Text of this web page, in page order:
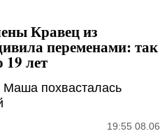
Кравец из
переменами: так
19 лет
похвасталась
19:55 08.06